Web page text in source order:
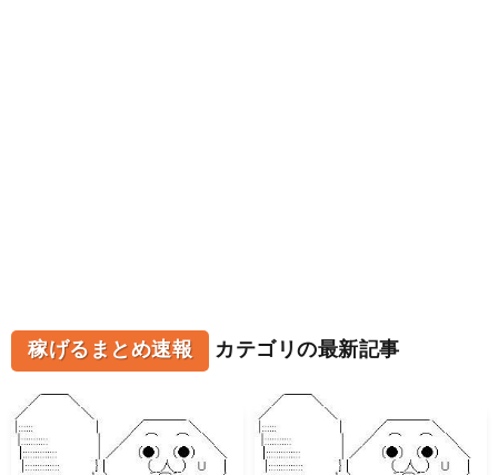
稼げるまとめ速報